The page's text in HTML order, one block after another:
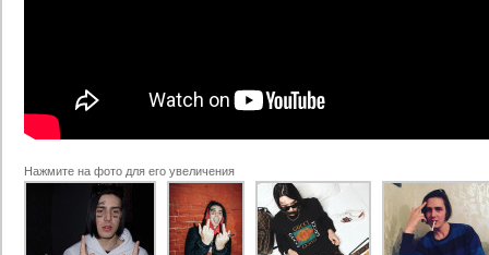
Нажмите на фото для его увеличения